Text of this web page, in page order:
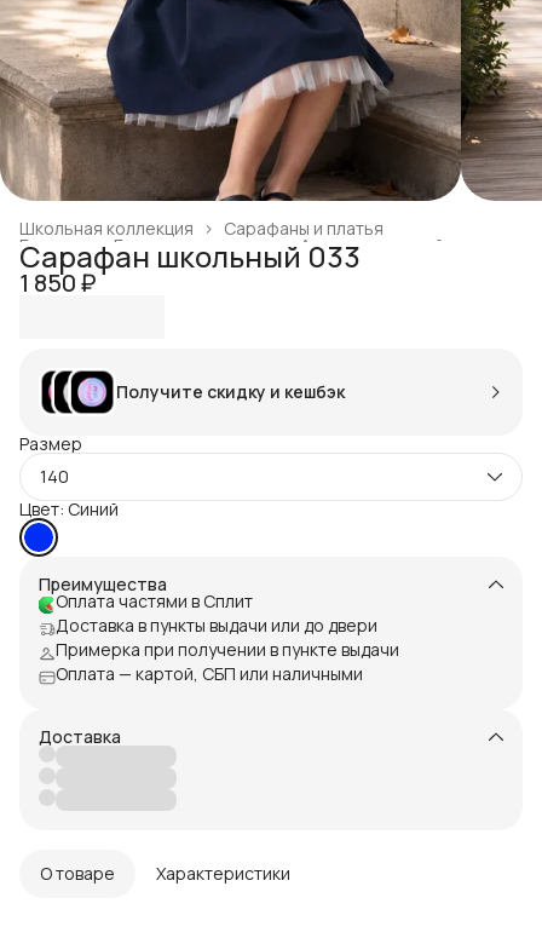
Сарафаны и платья
Школьная коллекция ›
Ассортимент сайта
Готовая продукция ›
Главная ›
Сарафан школьный 033
1 850 ₽
Получите скидку и кешбэк
Размер
140
Цвет: Синий
Преимущества
Оплата частями в Сплит
Доставка в пункты выдачи или до двери
Примерка при получении в пункте выдачи
Оплата — картой, СБП или наличными
Доставка
О товаре Характеристики